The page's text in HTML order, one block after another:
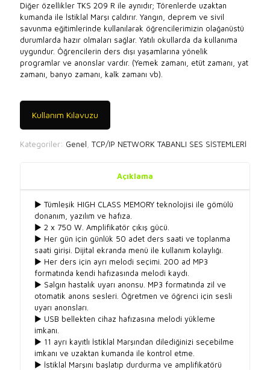
Diğer özellikler TKS 209 R ile aynıdır; Törenlerde uzaktan
kumanda ile İstiklal Marşı çaldırır. Yangın, deprem ve sivil
savunma eğitimlerinde kullanılarak öğrencilerimizin olağanüstü
durumlarda hazır olmaları sağlar. Yatılı okullarda da kullanıma
uygundur. Öğrencilerin ders dışı yaşamlarına yönelik
programlar ve anonslar vardır. (Yemek zamanı, etüt zamanı, yat
zamanı, banyo zamanı, kalk zamanı vb).
Kullanım Kılavuzu
Kategoriler: Genel TCP/IP NETWORK TABANLI SES SİSTEMLERİ
Açıklama
► Tümleşik HIGH CLASS MEMORY teknolojisi ile gömülü
donanım, yazılım ve hafıza.
► 2 x 750 W. Amplifikatör çıkış gücü.
► Her gün için günlük 50 adet ders saati ve toplanma
saati girişi. Dijital ekranda menü ile kullanım kolaylığı.
► Her ders için ayrı melodi seçimi. 200 ad MP3
formatında kendi hafızasında melodi kaydı.
► Salgın hastalık uyarı anonsu. MP3 formatında zil ve
otomatik anons sesleri. Öğretmen ve öğrenci için sesli
uyarı anonsları.
► USB bellekten cihaz hafızasına melodi yükleme
imkanı.
► 11 ayrı kayıtlı İstiklal Marşından dilediğinizi seçebilme
imkanı ve uzaktan kumanda ile kontrol etme.
► İstiklal Marşını başlatıp durdurma ve amplifikatörü